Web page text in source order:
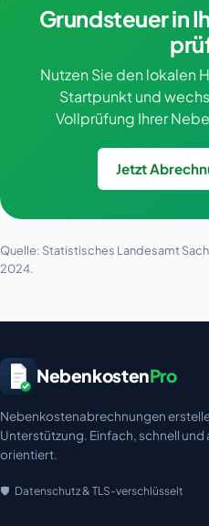
Grundsteuer in
Nutzen Sie den lokalen
Startpunkt und
Vollprüfung Ihrer
Jetzt
Quelle: Statistisches Landesamt
2024.
NebenkostenPro
Nebenkostenabrechnungen
Unterstützung. Einfach, schnell
orientiert.
Datenschutz & TLS-verschlüsselt